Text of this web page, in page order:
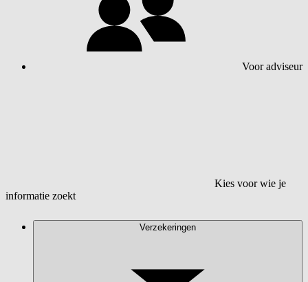
Voor adviseur
Kies voor wie je
informatie zoekt
Verzekeringen